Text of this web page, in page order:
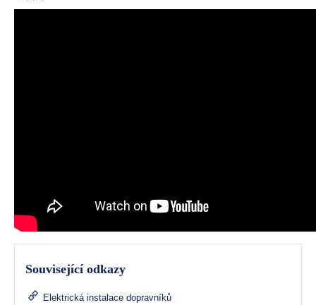
Související odkazy
Elektrická instalace dopravníků